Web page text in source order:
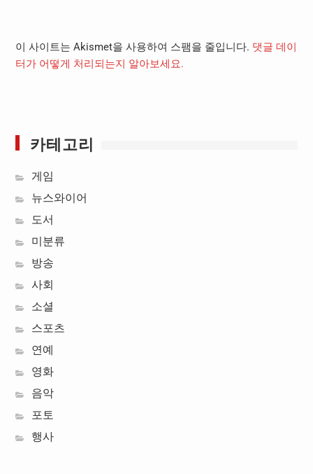
이 사이트는 Akismet을 사용하여 스팸을 줄입니다. 댓글 데이
터가 어떻게 처리되는지 알아보세요.
카테고리
게임
뉴스와이어
도서
미분류
방송
사회
소셜
스포츠
연예
영화
음악
포토
행사